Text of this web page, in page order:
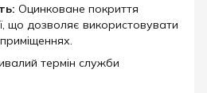
Оцинковане покриття
що дозволяє використовувати
термін служби